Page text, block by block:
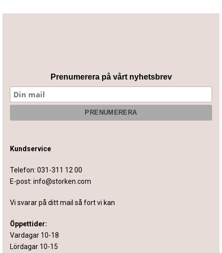
Prenumerera på vårt nyhetsbrev
Kundservice
Telefon: 031-311 12 00
E-post: info@storken.com
Vi svarar på ditt mail så fort vi kan
Öppettider:
Vardagar 10-18
Lördagar 10-15